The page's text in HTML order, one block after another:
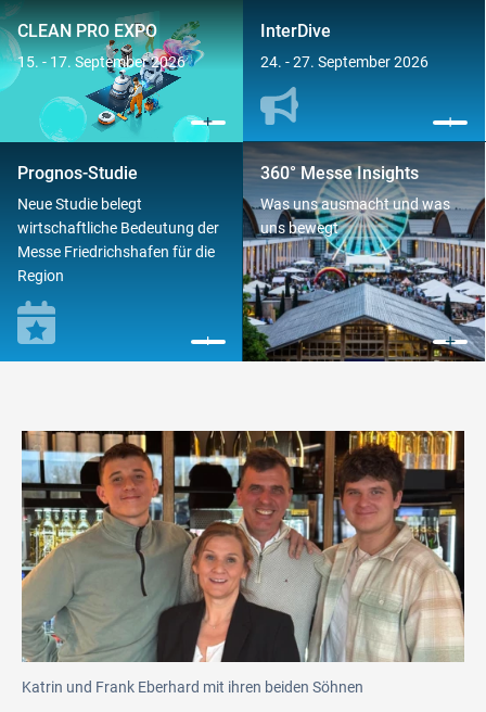
CLEAN PRO EXPO
15. - 17. September 2026
InterDive
24. - 27. September 2026
Prognos-Studie
Neue Studie belegt
wirtschaftliche Bedeutung der
Messe Friedrichshafen für die
Region
360° Messe Insights
Was uns ausmacht und was
uns bewegt
Katrin und Frank Eberhard mit ihren beiden Söhnen